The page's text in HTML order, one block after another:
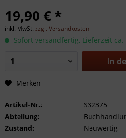
19,90 € *
inkl. MwSt. zzgl. Versandkosten
Sofort versandfertig, Lieferzeit ca.
In
Merken
Artikel-Nr.:
S32375
Abteilung:
Zustand:
Neuwertig